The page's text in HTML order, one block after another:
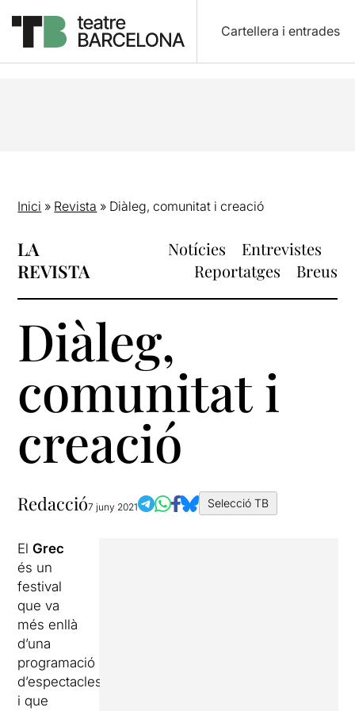
Cartellera i entrades
Inici » Revista » Diàleg, comunitat i creació
LA
REVISTA
Notícies
Entrevistes
Reportatges
Breus
Diàleg,
comunitat i
creació
Redacció7 juny 2021 Selecció TB
ElGrec
és un
festival
que va
més enllà
d’una
programació
d’espectacles
i que